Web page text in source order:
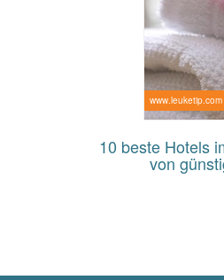
www.leuketip.com
10 beste Hotels
von